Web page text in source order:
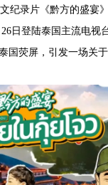
纪录片《黔方的盛宴
26日登陆泰国主流电
国荧屏，引发一场关